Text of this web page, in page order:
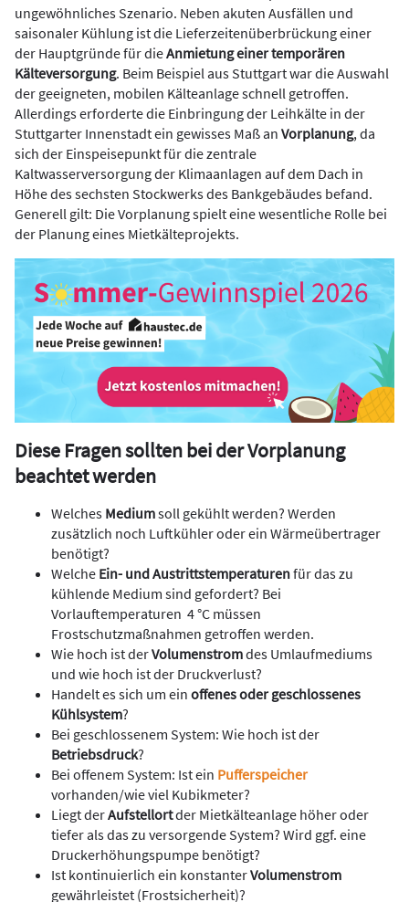
ungewöhnliches Szenario. Neben akuten Ausfällen und
saisonaler Kühlung ist die Lieferzeitenüberbrückung einer
der Hauptgründe für dieAnmietung einer temporären
Kälteversorgung. Beim Beispiel aus Stuttgart war die Auswahl
der geeigneten, mobilen Kälteanlage schnell getroffen.
Allerdings erforderte die Einbringung der Leihkälte in der
Stuttgarter Innenstadt ein gewisses Maß an Vorplanung, da
sich der Einspeisepunkt für die zentrale
Kaltwasserversorgung der Klimaanlagen auf dem Dach in
Höhe des sechsten Stockwerks des Bankgebäudes befand.
Generell gilt: Die Vorplanung spielt eine wesentliche Rolle bei
der Planung eines Mietkälteprojekts.
Diese Fragen sollten bei der Vorplanung
beachtet werden
Welches Mediumsoll gekühlt werden? Werden
zusätzlich noch Luftkühler oder ein Wärmeübertrager
benötigt?
Welche Ein- und Austrittstemperaturenfür das zu
kühlende Medium sind gefordert? Bei
Vorlauftemperaturen 4 °C müssen
Frostschutzmaßnahmen getroffen werden.
Wie hoch ist derVolumenstromdes Umlaufmediums
und wie hoch ist der Druckverlust?
Handelt es sich um ein offenes oder geschlossenes
Kühlsystem?
Bei geschlossenem System: Wie hoch ist der
Betriebsdruck?
Bei offenem System: Ist ein Pufferspeicher
vorhanden/wie viel Kubikmeter?
Liegt derAufstellortder Mietkälteanlage höher oder
tiefer als das zu versorgende System? Wird ggf. eine
Druckerhöhungspumpe benötigt?
Ist kontinuierlich ein konstanterVolumenstrom
gewährleistet (Frostsicherheit)?